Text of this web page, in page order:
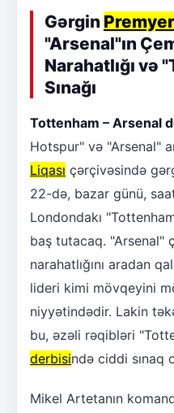
Gərgin
"Arsenal"ın
Narahatlığı və
Sınağı
Tottenham – Arsenal
Hotspur" və "Arsenal"
Liqası çərçivəsində
22-də, bazar günü,
Londondakı
baş tutacaq. "Arsenal"
narahatlığını aradan
lideri kimi mövqeyini
niyyətindədir. Lakin
bu, əzəli rəqibləri
derbisində ciddi sınaq
Mikel Artetanın